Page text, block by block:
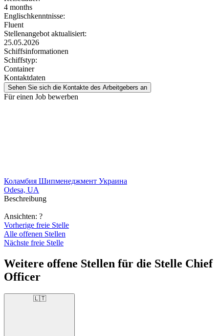
4 months
Englischkenntnisse:
Fluent
Stellenangebot aktualisiert:
25.05.2026
Schiffsinformationen
Schiffstyp:
Container
Kontaktdaten
Sehen Sie sich die Kontakte des Arbeitgebers an
Für einen Job bewerben
Коламбия Шипменеджмент Украина
Odesa, UA
Beschreibung
Ansichten: ?
Vorherige freie Stelle
Alle offenen Stellen
Nächste freie Stelle
Weitere offene Stellen für die Stelle Chief
Officer
🇱🇹